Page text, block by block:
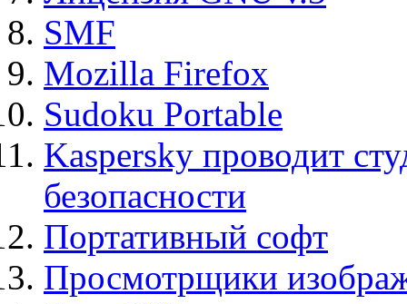
SMF
Mozilla Firefox
Sudoku Portable
Kaspersky проводит
безопасности
Портативный софт
Просмотрщики